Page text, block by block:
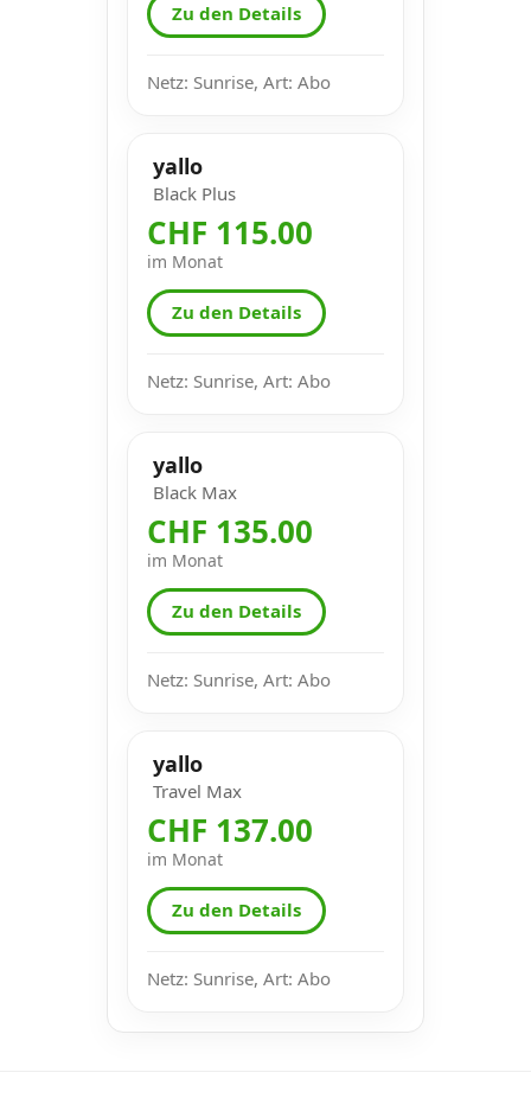
Zu den Details
Netz: Sunrise, Art: Abo
yallo
Black Plus
CHF 115.00
im Monat
Zu den Details
Netz: Sunrise, Art: Abo
yallo
Black Max
CHF 135.00
im Monat
Zu den Details
Netz: Sunrise, Art: Abo
yallo
Travel Max
CHF 137.00
im Monat
Zu den Details
Netz: Sunrise, Art: Abo